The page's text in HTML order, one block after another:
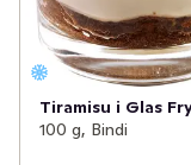
Tiramisu i Glas
100 g, Bindi